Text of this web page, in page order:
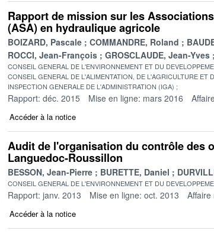
Rapport de mission sur les
(ASA) en hydraulique agricole
BOIZARD, Pascale COMMANDRE, Roland
ROCCI, Jean-François
GROSCLAUDE, Jean-Yves
CONSEIL GENERAL DE L'ENVIRONNEMENT ET DU
CONSEIL GENERAL DE L'ALIMENTATION, DE L'AGRICULTURE ET
INSPECTION GENERALE DE L'ADMINISTRATION (IGA)
Rapport: déc. 2015 Mise en ligne: mars 2016
Accéder à la notice
Audit de l'organisation du contrôle des
Languedoc-Roussillon
BESSON, Jean-Pierre BURETTE, Daniel
CONSEIL GENERAL DE L'ENVIRONNEMENT ET DU
Rapport: janv. 2013 Mise en ligne: oct. 2013 Affaire
Accéder à la notice